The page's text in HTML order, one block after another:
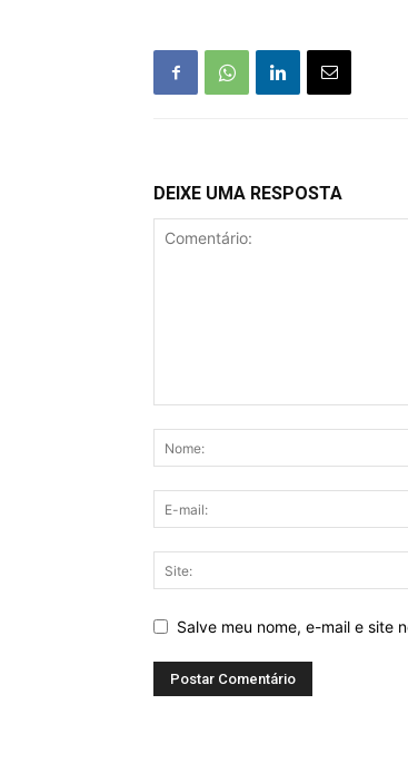
DEIXE UMA RESPOSTA
Salve meu nome, e-mail e site